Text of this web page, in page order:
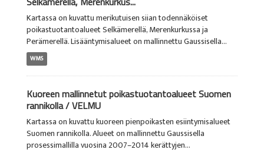
Kartassa on kuvattu merikutuisen siian todennäköiset
poikastuotantoalueet Selkämerellä, Merenkurkussa ja
Perämerellä. Lisääntymisalueet on mallinnettu Gaussisella...
WMS
Kuoreen mallinnetut poikastuotantoalueet Suomen
rannikolla / VELMU
Kartassa on kuvattu kuoreen pienpoikasten esiintymisalueet
Suomen rannikolla. Alueet on mallinnettu Gaussisella
prosessimallilla vuosina 2007–2014 kerättyjen...